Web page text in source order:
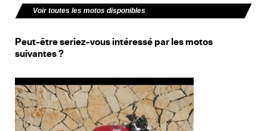
Voir toutes les motos disponibles
Peut-être seriez-vous intéressé par les motos
suivantes ?